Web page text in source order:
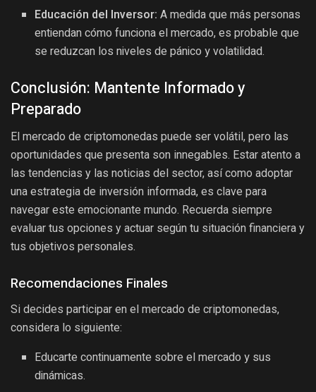
Educación del Inversor: A medida que más personas
entiendan cómo funciona el mercado, es probable que
se reduzcan los niveles de pánico y volatilidad.
Conclusión: Mantente Informado y
Preparado
El mercado de criptomonedas puede ser volátil, pero las
oportunidades que presenta son innegables. Estar atento a
las tendencias y las noticias del sector, así como adoptar
una estrategia de inversión informada, es clave para
navegar este emocionante mundo. Recuerda siempre
evaluar tus opciones y actuar según tu situación financiera y
tus objetivos personales.
Recomendaciones Finales
Si decides participar en el mercado de criptomonedas,
considera lo siguiente:
Educarte continuamente sobre el mercado y sus
dinámicas.